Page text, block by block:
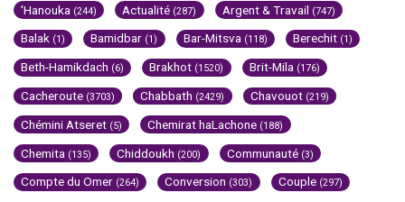
'Hanouka (244) Actualité (287) Argent & Travail (747)
Balak (1) Bamidbar (1) Bar-Mitsva (118) Berechit (1)
Beth-Hamikdach (6) Brakhot (1520) Brit-Mila (176)
Cacheroute (3703) Chabbath (2429) Chavouot (219)
Chémini Atseret (5) Chemirat haLachone (188)
Chemita (135) Chiddoukh (200) Communauté (3)
Compte du Omer (264) Conversion (303) Couple (297)